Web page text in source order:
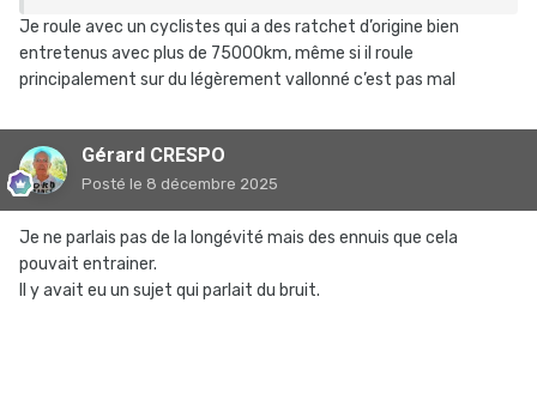
Je roule avec un cyclistes qui a des ratchet d’origine bien
entretenus avec plus de 75000km, même si il roule
principalement sur du légèrement vallonné c’est pas mal
Gérard CRESPO
Posté le 8 décembre 2025
Je ne parlais pas de la longévité mais des ennuis que cela
pouvait entrainer.
Il y avait eu un sujet qui parlait du bruit.